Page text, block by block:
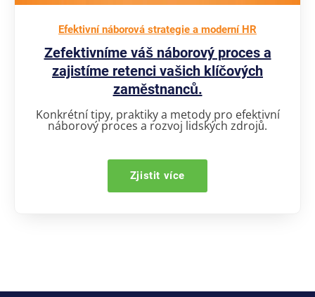
Efektivní náborová strategie a moderní HR
Zefektivníme váš náborový proces a
zajistíme retenci vašich klíčových
zaměstnanců.
Konkrétní tipy, praktiky a metody pro efektivní
náborový proces a rozvoj lidských zdrojů.
Zjistit více